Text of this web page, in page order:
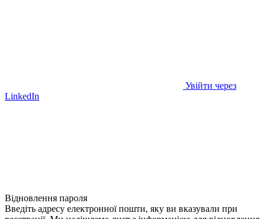
Увійти через
LinkedIn
Відновлення пароля
Введіть адресу електронної пошти, яку ви вказували при